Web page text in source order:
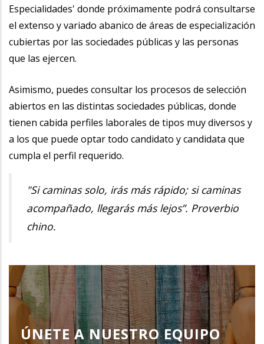
Especialidades' donde próximamente podrá consultarse
el extenso y variado abanico de áreas de especialización
cubiertas por las sociedades públicas y las personas
que las ejercen.
Asimismo, puedes consultar los procesos de selección
abiertos en las distintas sociedades públicas, donde
tienen cabida perfiles laborales de tipos muy diversos y
a los que puede optar todo candidato y candidata que
cumpla el perfil requerido.
"Si caminas solo, irás más rápido; si caminas
acompañado, llegarás más lejos”. Proverbio
chino.
ÚNETE A NUESTRO EQUIPO